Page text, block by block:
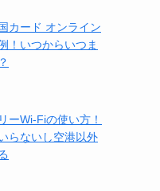
カード オンライン
！いつからいつま
ーWi-Fiの使い方！
らないし空港以外